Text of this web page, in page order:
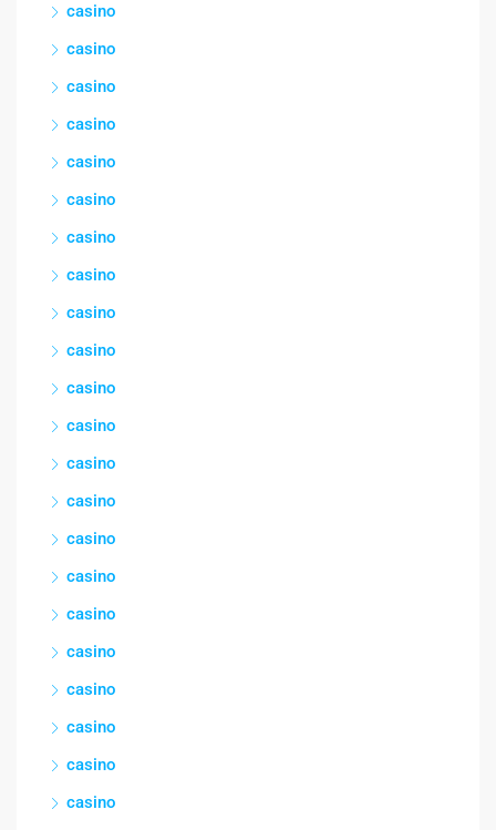
casino
casino
casino
casino
casino
casino
casino
casino
casino
casino
casino
casino
casino
casino
casino
casino
casino
casino
casino
casino
casino
casino